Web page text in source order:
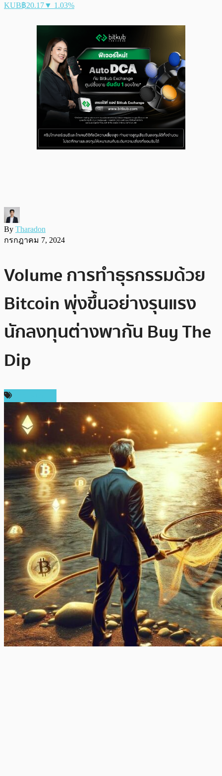
KUB฿20.17▼ 1.03%
By Tharadon
กรกฎาคม 7, 2024
Volume การทำธุรกรรมด้วย
Bitcoin พุ่งขึ้นอย่างรุนแรง
นักลงทุนต่างพากัน Buy The
Dip